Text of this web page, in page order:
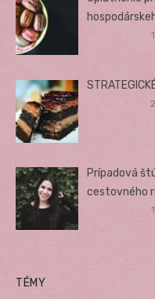
Prípadová
cestovného
TÉMY